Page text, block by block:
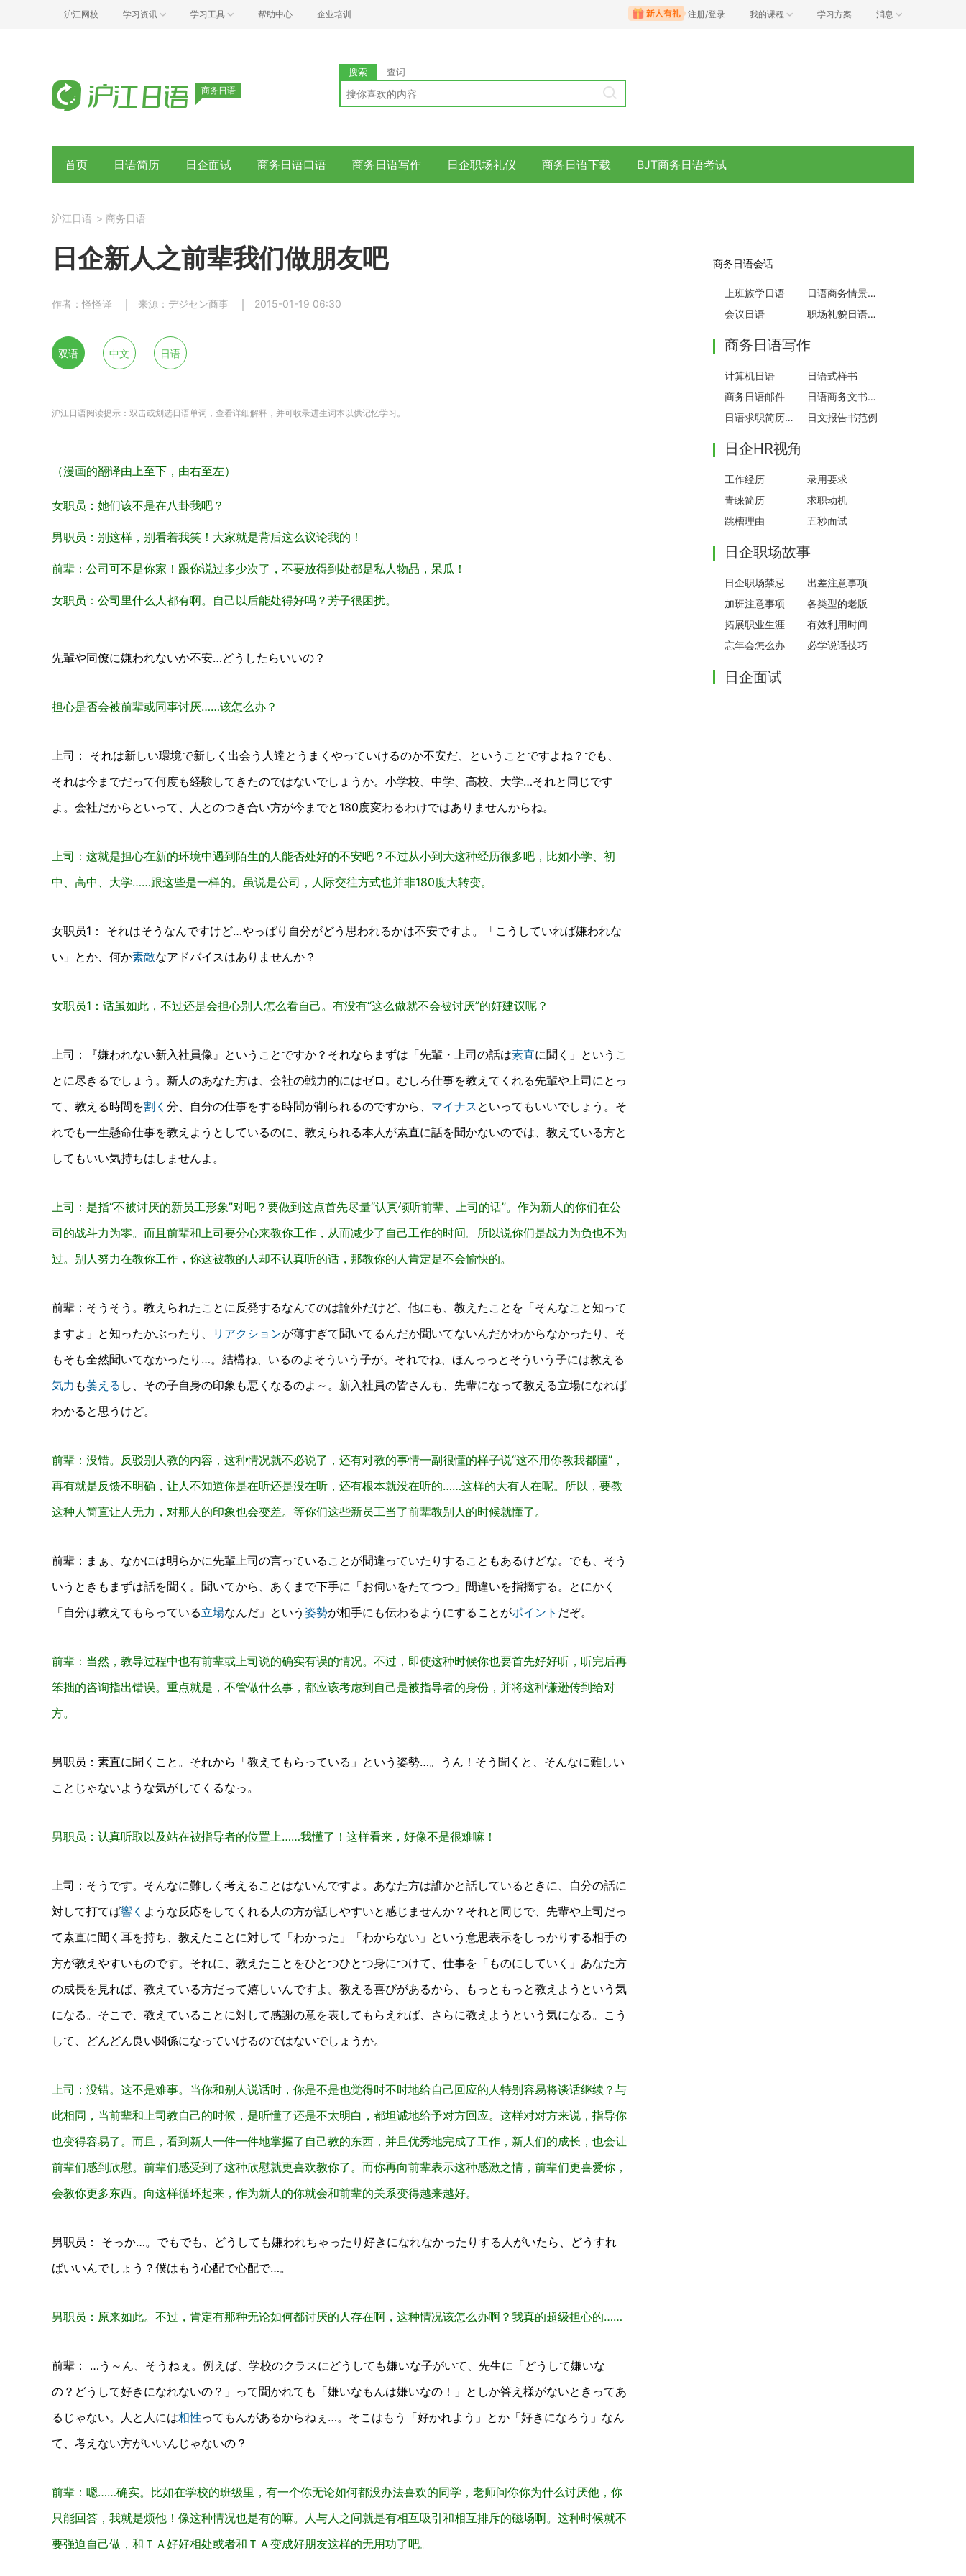
沪江网校 学习资讯 学习工具 帮助中心 企业培训 注册/登录 我的课程 学习方案 消息
商务日语
搜索 查词
首页 日语简历 日企面试 商务日语口语 商务日语写作 日企职场礼仪 商务日语下载 BJT商务日语考试
沪江日语 > 商务日语
日企新人之前辈我们做朋友吧
作者：怪怪译 来源：デジセン商事 2015-01-19 06:30
双语 中文 日语
沪江日语阅读提示：双击或划选日语单词，查看详细解释，并可收录进生词本以供记忆学习。
（漫画的翻译由上至下，由右至左）
女职员：她们该不是在八卦我吧？
男职员：别这样，别看着我笑！大家就是背后这么议论我的！
前辈：公司可不是你家！跟你说过多少次了，不要放得到处都是私人物品，呆瓜！
女职员：公司里什么人都有啊。自己以后能处得好吗？芳子很困扰。
先輩や同僚に嫌われないか不安…どうしたらいいの？
担心是否会被前辈或同事讨厌……该怎么办？
上司： それは新しい環境で新しく出会う人達とうまくやっていけるのか不安だ、ということですよね？ でも、
それは今までだって何度も経験してきたのではないでしょうか。 小学校、中学、高校、大学…それと同じです
よ。会社だからといって、人とのつき合い方が今までと180度変わるわけではありませんからね。
上司：这就是担心在新的环境中遇到陌生的人能否处好的不安吧？不过从小到大这种经历很多吧，比如小学、 初
中、高中、大学……跟这些是一样的。虽说是公司，人际交往方式也并非180度大转变。
女职员1： それはそうなんですけど…やっぱり自分がどう思われるかは不安ですよ。「こうしていれば嫌われな
い」とか、何か素敵なアドバイスはありませんか？
女职员1：话虽如此，不过还是会担心别人怎么看自己。有没有“这么做就不会被讨厌”的好建议呢？
上司： 『嫌われない新入社員像』ということですか？それならまずは「先輩・上司の話は素直に聞く」というこ
とに尽きるでしょう。 新人のあなた方は、会社の戦力的にはゼロ。むしろ仕事を教えてくれる先輩や上司にとっ
て、教える時間を割く 分、自分の仕事をする時間が削られるのですから、 マイナス といってもいいでしょう。 そ
れでも一生懸命仕事を教えようとしているのに、教えられる本人が素直に話を聞かないのでは、教えている方と
してもいい気持ちはしませんよ。
上司：是指“不被讨厌的新员工形象”对吧？要做到这点首先尽量“认真倾听前辈、上司的话”。作为新人的你们在公
司的战斗力为零。而且前辈和上司要分心来教你工作，从而减少了自己工作的时间。所以说你们是战力为负也不为
过。别人努力在教你工作，你这被教的人却不认真听的话，那教你的人肯定是不会愉快的。
前辈： そうそう。教えられたことに反発するなんてのは論外だけど、他にも、教えたことを「そんなこと知って
ますよ」と知ったかぶったり、
リアクションが薄すぎて聞いてるんだか聞いてないんだかわからなかったり、そ
もそも全然聞いてなかったり…。結構ね、いるのよそういう子が。 それでね、ほんっっとそういう子には教える
気力 も萎える し、その子自身の印象も悪くなるのよ～。新入社員の皆さんも、先輩になって教える立場になれば
わかると思うけど。
前辈：没错。反驳别人教的内容，这种情况就不必说了，还有对教的事情一副很懂的样子说“这不用你教我都懂”，
再有就是反馈不明确，让人不知道你是在听还是没在听，还有根本就没在听的……这样的大有人在呢。所以，要教
这种人简直让人无力，对那人的印象也会变差。等你们这些新员工当了前辈教别人的时候就懂了。
前辈： まぁ、なかには明らかに先輩上司の言っていることが間違っていたりすることもあるけどな。でも、そう
いうときもまずは話を聞く。 聞いてから、あくまで下手に「お伺いをたてつつ」間違いを指摘する。とにかく
「自分は教えてもらっている立場なんだ」という 姿勢が相手にも伝わるようにすることがポイント だぞ。
前辈：当然，教导过程中也有前辈或上司说的确实有误的情况。不过，即使这种时候你也要首先好好听，听完后再
笨拙的咨询指出错误。重点就是，不管做什么事，都应该考虑到自己是被指导者的身份，并将这种谦逊传到给对
方。
男职员：素直に聞くこと。それから「教えてもらっている」という姿勢…。うん！そう聞くと、そんなに難しい
ことじゃないような気がしてくるなっ。
男职员：认真听取以及站在被指导者的位置上……我懂了！这样看来，好像不是很难嘛！
上司： そうです。そんなに難しく考えることはないんですよ。 あなた方は誰かと話しているときに、自分の話に
対して打てば響く ような反応をしてくれる人の方が話しやすいと感じませんか？ それと同じで、先輩や上司だっ
て素直に聞く耳を持ち、教えたことに対して「わかった」「わからない」という意思表示をしっかりする相手の
方が教えやすいものです。 それに、教えたことをひとつひとつ身につけて、仕事を「ものにしていく」あなた方
の成長を見れば、教えている方だって嬉しいんですよ。 教える喜びがあるから、もっともっと教えようという気
になる。そこで、教えていることに対して感謝の意を表してもらえれば、さらに教えようという気になる。こう
して、どんどん良い関係になっていけるのではないでしょうか。
上司：没错。这不是难事。当你和别人说话时，你是不是也觉得时不时地给自己回应的人特别容易将谈话继续？与
此相同，当前辈和上司教自己的时候，是听懂了还是不太明白，都坦诚地给予对方回应。这样对对方来说，指导你
也变得容易了。而且，看到新人一件一件地掌握了自己教的东西，并且优秀地完成了工作，新人们的成长，也会让
前辈们感到欣慰。前辈们感受到了这种欣慰就更喜欢教你了。而你再向前辈表示这种感激之情，前辈们更喜爱你，
会教你更多东西。向这样循环起来，作为新人的你就会和前辈的关系变得越来越好。
男职员： そっか…。でもでも、どうしても嫌われちゃったり好きになれなかったりする人がいたら、どうすれ
ばいいんでしょう？僕はもう心配で心配で…。
男职员：原来如此。不过，肯定有那种无论如何都讨厌的人存在啊，这种情况该怎么办啊？我真的超级担心的……
前辈： …う～ん、そうねぇ。例えば、学校のクラスにどうしても嫌いな子がいて、先生に「どうして嫌いな
の？どうして好きになれないの？」って聞かれても「嫌いなもんは嫌いなの！」としか答え様がないときってあ
るじゃない。 人と人には相性ってもんがあるからねぇ…。そこはもう「好かれよう」とか「好きになろう」なん
て、考えない方がいいんじゃないの？
前辈：嗯……确实。比如在学校的班级里，有一个你无论如何都没办法喜欢的同学，老师问你你为什么讨厌他，你
只能回答，我就是烦他！像这种情况也是有的嘛。人与人之间就是有相互吸引和相互排斥的磁场啊。这种时候就不
要强迫自己做，和ＴＡ好好相处或者和ＴＡ变成好朋友这样的无用功了吧。
商务日语会话
上班族学日语
日语商务情景口语
会议日语
职场礼貌日语会话
商务日语写作
计算机日语
日语式样书
商务日语邮件
日语商务文书范例
日语求职简历写法
日文报告书范例
日企HR视角
工作经历
录用要求
青睐简历
求职动机
跳槽理由
五秒面试
日企职场故事
日企职场禁忌
出差注意事项
加班注意事项
各类型的老版
拓展职业生涯
有效利用时间
忘年会怎么办
必学说话技巧
日企面试